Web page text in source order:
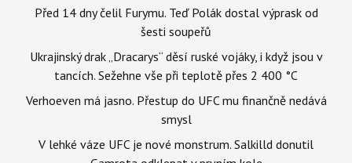
Před 14 dny čelil Furymu. Teď Polák dostal výprask od
šesti soupeřů
Ukrajinský drak „Dracarys“ děsí ruské vojáky, i když jsou v
tancích. Sežehne vše při teplotě přes 2 400 °C
Verhoeven má jasno. Přestup do UFC mu finančně nedává
smysl
V lehké váze UFC je nové monstrum. Salkilld donutil